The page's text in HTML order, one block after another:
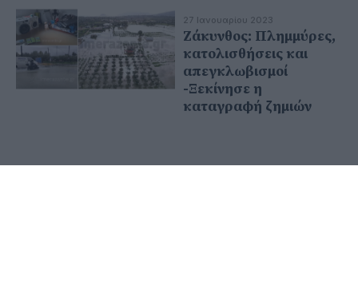
27 Ιανουαρίου 2023
Ζάκυνθος: Πλημμύρες,
κατολισθήσεις και
απεγκλωβισμοί
-Ξεκίνησε η
καταγραφή ζημιών